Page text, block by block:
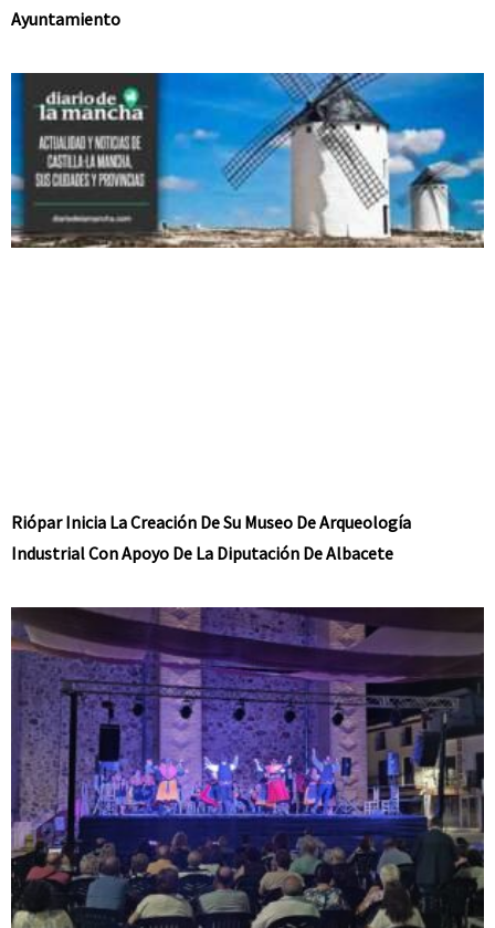
Ayuntamiento
Riópar Inicia La Creación De Su Museo De Arqueología
Industrial Con Apoyo De La Diputación De Albacete